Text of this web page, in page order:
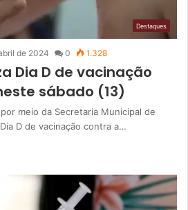
Destaques
de 2024 0 1.328
Dia D de vacinação
sábado (13)
meio da Secretaria Municipal de
D de vacinação contra a…